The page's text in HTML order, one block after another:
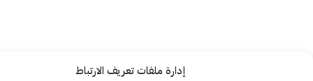
إدارة ملفات تعريف الارتباط